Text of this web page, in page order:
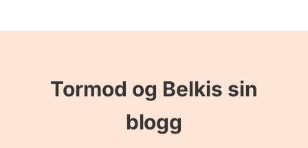
Tormod og Belkis sin
blogg